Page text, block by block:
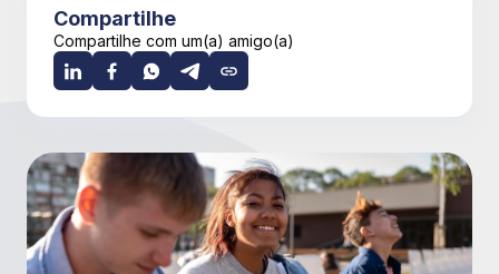
Compartilhe
Compartilhe com um(a) amigo(a)